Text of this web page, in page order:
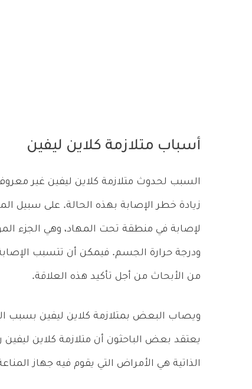
أسباب متلازمة كلاين ليفين
السبب لحدوث متلازمة كلاين ليفين غير
زيادة خطر الإصابة بهذه الحالة. على سبيل
لإصابة في منطقة تحت المهاد، وهي الجزء
ودرجة حرارة الجسم. فيمكن أن تتسبب
من الأبحاث من أجل تأكيد هذه العلاقة.
ويصاب البعض بمتلازمة كلاين ليفين بسبب
يعتقد بعض الباحثون أن متلازمة كلاين ليفين
الذاتية هي الأمراض التي يقوم فيه جهاز